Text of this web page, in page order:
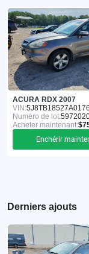
ACURA RDX 2007
VIN:
Numéro de lot:
Acheter maintenant:
Enchérir
Derniers ajouts